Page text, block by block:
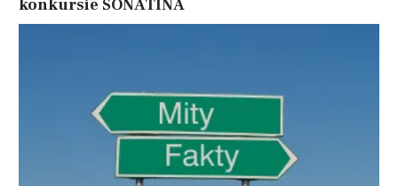
konkursie SONATINA